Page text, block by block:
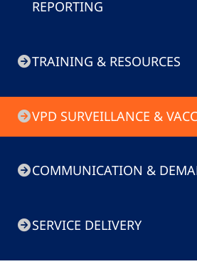
REPORTING
TRAINING & RESOURCES
VPD SURVEILLANCE &
COMMUNICATION &
SERVICE DELIVERY